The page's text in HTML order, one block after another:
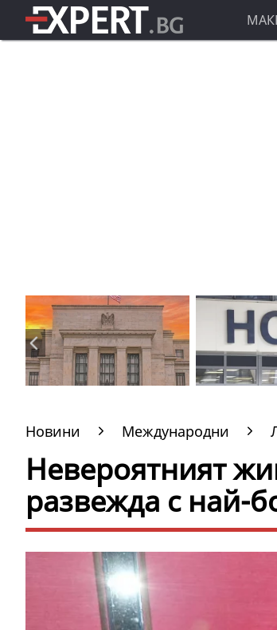
Новини Международни
Невероятният
развежда с най-